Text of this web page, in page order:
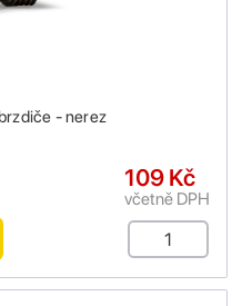
- nerez
109 Kč
včetně DPH